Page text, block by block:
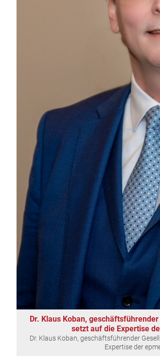
Dr. Klaus Koban,
setzt auf die Expertise
Dr. Klaus Koban, geschäftsführender
Expertise der